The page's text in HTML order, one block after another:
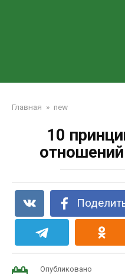
Главная » new
10
Опубликовано